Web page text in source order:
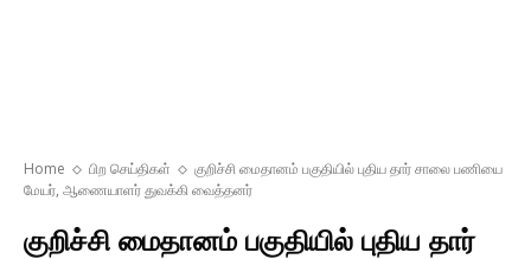
Home பிற செய்திகள்
குறிச்சி மைதானம் பகுதியில் புதிய தார் சாலை பணியை
மேயர், ஆணையாளர் துவக்கி வைத்தனர்
குறிச்சி மைதானம் பகுதியில் புதிய தார்